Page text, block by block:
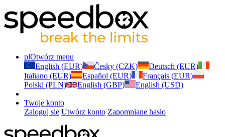
plOtwórz menu
English (EUR)
Česky (CZK)
Deutsch (EUR)
Italiano (EUR)
Español (EUR)
Français (EUR)
Polski (PLN)
English (GBP) English (USD)
Twoje konto
Zaloguj sie Utwórz konto Zapomniane hasło